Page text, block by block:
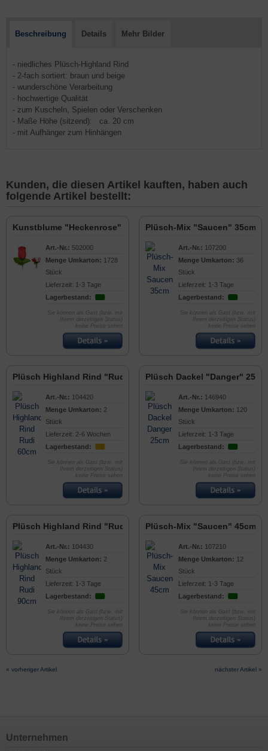
Beschreibung Details Mehr Bilder
- niedliches Plüsch-Highland Rind
- 2-fach sortiert: braun und beige
- wunderschöne Verarbeitung
- hochwertige Qualität
- zum Kuscheln, Spielen oder Verschenken
- Maße Höhe (sitzend): ca. 20 cm
- mit Aufhänger zum Hinhängen
Kunden, die diesen Artikel kauften, haben auch
folgende Artikel bestellt:
Kunstblume "Heckenrose" 26cm
Art.-Nr.: 502000
Menge Umkarton: 1728
Stück
Lieferzeit: 1-3 Tage
Lagerbestand:
Sie können als Gast (bzw. mit
Ihrem derzeitigen Status)
keine Preise sehen
Plüsch-Mix "Saucen" 35cm
Art.-Nr.: 107200
Menge Umkarton: 36
Stück
Lieferzeit: 1-3 Tage
Lagerbestand:
Sie können als Gast (bzw. mit
Ihrem derzeitigen Status)
keine Preise sehen
Plüsch Highland Rind "Rudi" 60cm
Art.-Nr.: 104420
Menge Umkarton: 2
Stück
Lieferzeit: 2-6 Wochen
Lagerbestand:
Sie können als Gast (bzw. mit
Ihrem derzeitigen Status)
keine Preise sehen
Plüsch Dackel "Danger" 25cm
Art.-Nr.: 146940
Menge Umkarton: 120
Stück
Lieferzeit: 1-3 Tage
Lagerbestand:
Sie können als Gast (bzw. mit
Ihrem derzeitigen Status)
keine Preise sehen
Plüsch Highland Rind "Rudi" 90cm
Art.-Nr.: 104430
Menge Umkarton: 2
Stück
Lieferzeit: 1-3 Tage
Lagerbestand:
Sie können als Gast (bzw. mit
Ihrem derzeitigen Status)
keine Preise sehen
Plüsch-Mix "Saucen" 45cm
Art.-Nr.: 107210
Menge Umkarton: 12
Stück
Lieferzeit: 1-3 Tage
Lagerbestand:
Sie können als Gast (bzw. mit
Ihrem derzeitigen Status)
keine Preise sehen
« vorheriger Artikel nächster Artikel »
Unternehmen